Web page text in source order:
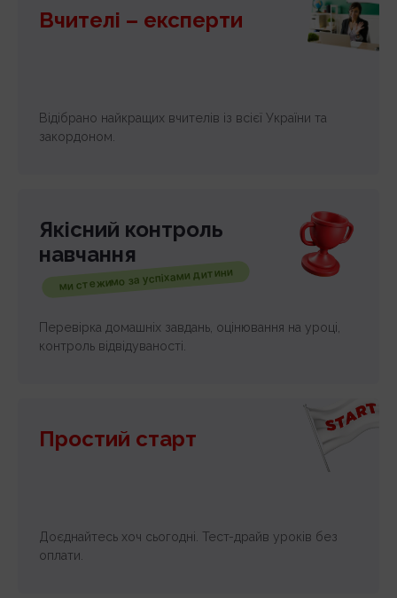
Вчителі – експерти
Відібрано найкращих вчителів із всієї України та
закордоном.
Якісний контроль
навчання
ми стежимо за успіхами дитини
Перевірка домашніх завдань, оцінювання на уроці,
контроль відвідуваності.
Простий старт
Доєднайтесь хоч сьогодні. Тест-драйв уроків без
оплати.